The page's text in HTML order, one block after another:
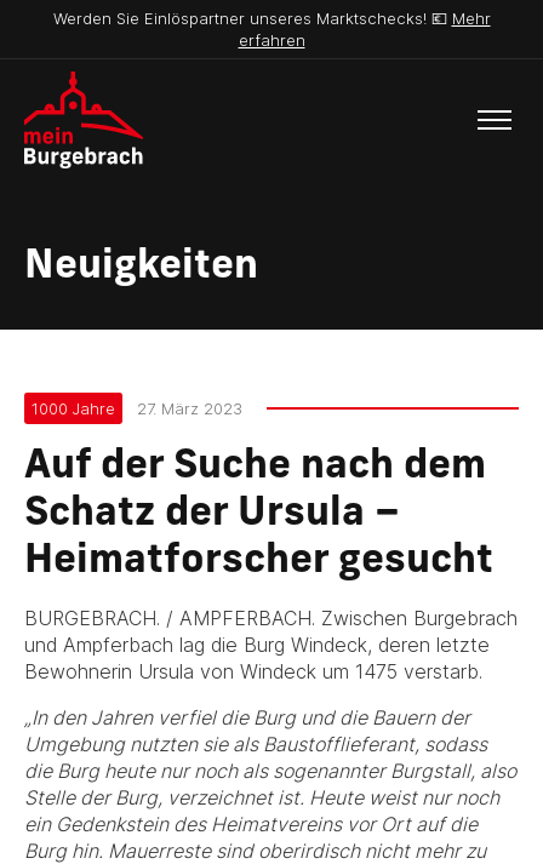
Werden Sie Einlöspartner unseres Marktschecks! 💶 Mehr
erfahren
Neuigkeiten
1000 Jahre 27. März 2023
Auf der Suche nach dem
Schatz der Ursula –
Heimatforscher gesucht
BURGEBRACH. / AMPFERBACH. Zwischen Burgebrach
und Ampferbach lag die Burg Windeck, deren letzte
Bewohnerin Ursula von Windeck um 1475 verstarb.
„In den Jahren verfiel die Burg und die Bauern der
Umgebung nutzten sie als Baustofflieferant, sodass
die Burg heute nur noch als sogenannter Burgstall, also
Stelle der Burg, verzeichnet ist. Heute weist nur noch
ein Gedenkstein des Heimatvereins vor Ort auf die
Burg hin. Mauerreste sind oberirdisch nicht mehr zu